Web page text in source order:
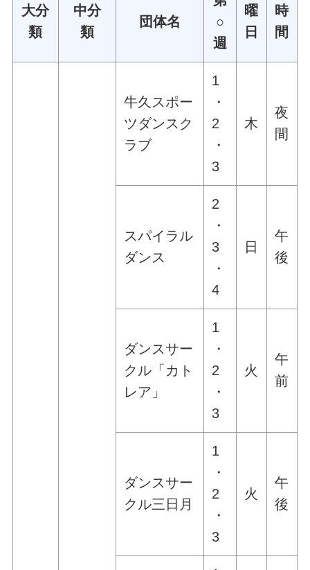
大分
類
中分
類
団体名
○
週
曜
日
時
間
牛久スポー
ツダンスク
ラブ
1
・
2
・
3
木
夜
間
スパイラル
ダンス
2
・
3
・
4
日
午
後
ダンスサー
クル「カト
レア」
1
・
2
・
3
火
午
前
ダンスサー
クル三日月
1
・
2
・
3
火
午
後